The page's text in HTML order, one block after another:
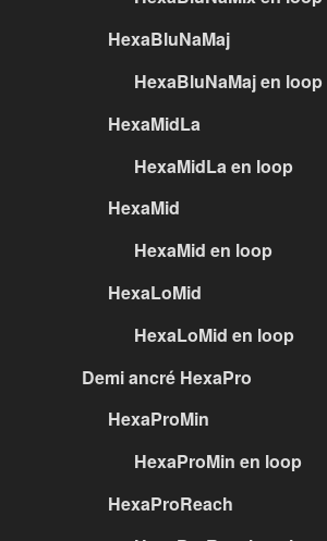
HexaBluNaMaj
HexaBluNaMaj en loop
HexaMidLa
HexaMidLa en loop
HexaMid
HexaMid en loop
HexaLoMid
HexaLoMid en loop
Demi ancré HexaPro
HexaProMin
HexaProMin en loop
HexaProReach